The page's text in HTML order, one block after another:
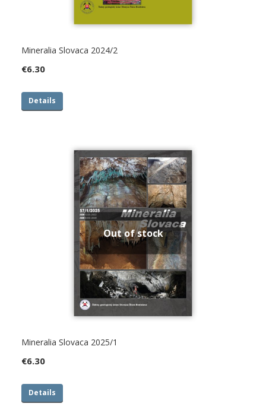
Mineralia Slovaca 2024/2
€6.30
Details
Out of stock
Mineralia Slovaca 2025/1
€6.30
Details